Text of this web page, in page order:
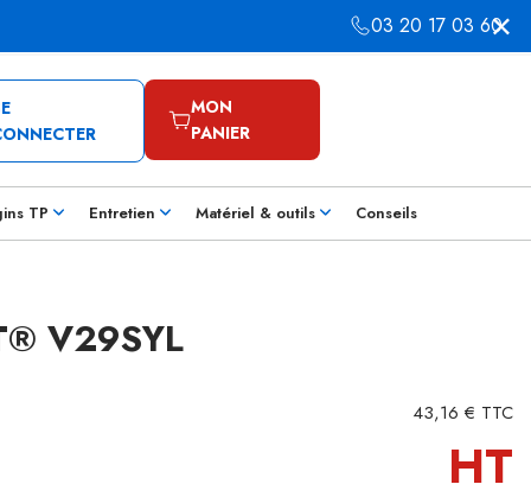
03 20 17 03 60
MON
PANIER
TP Entretien Matériel & outils Conseils
V29SYL
43,16 € TTC
HT